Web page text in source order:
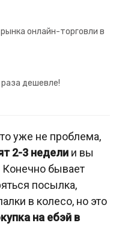
онлайн-торговли в
раза дешевле!
уже не проблема,
2-3 недели и вы
Конечно бывает
посылка,
в колесо, но это
на ебэй в